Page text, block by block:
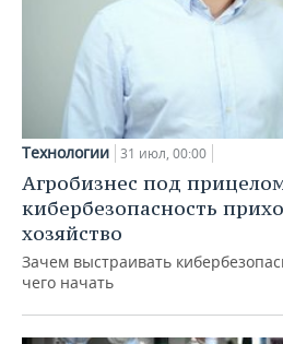
Технологии 31 июл, 00:00
Агробизнес под
кибербезопасность
хозяйство
Зачем выстраивать
чего начать